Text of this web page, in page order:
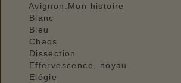
Avignon.Mon histoire
Blanc
Bleu
Chaos
Dissection
Effervescence, noyau
Elégie